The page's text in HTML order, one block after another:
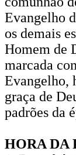
Evangelho
os demais
Homem de
marcada
Evangelho,
graça de
padrões da
HORA DA